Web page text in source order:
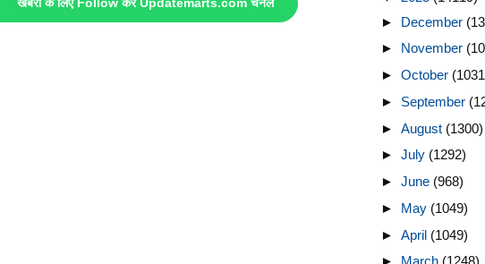
खबरों के लिए Follow करें Updatemarts.com चैनल
► December
► November
► October
► September
► August (1300)
► July (1292)
► June (968)
► May (1049)
► April (1049)